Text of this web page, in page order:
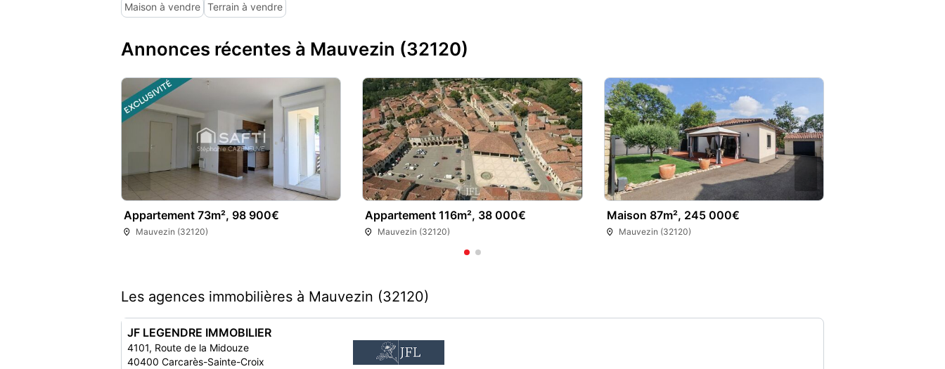
Maison à vendre Terrain à vendre
Annonces récentes à Mauvezin (32120)
Appartement 73m², 98 900€
Mauvezin (32120)
Appartement 116m², 38 000€
Mauvezin (32120)
Maison 87m², 245 000€
Mauvezin (32120)
Les agences immobilières à Mauvezin (32120)
JF LEGENDRE IMMOBILIER
4101, Route de la Midouze
40400 Carcarès-Sainte-Croix